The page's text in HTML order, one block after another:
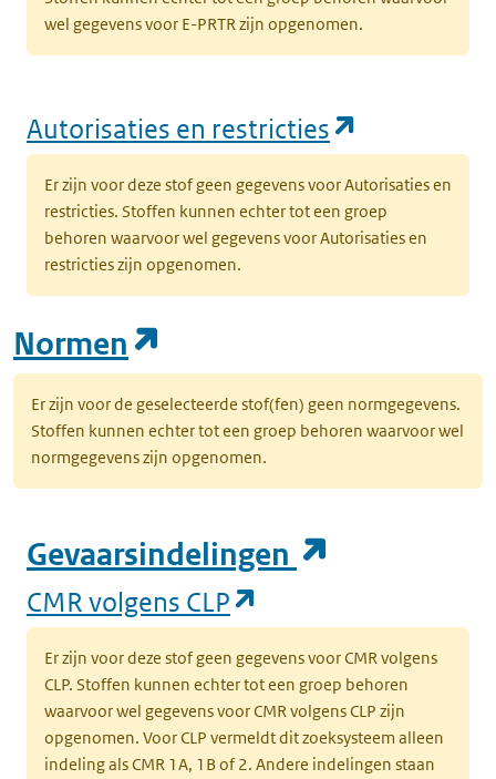
wel gegevens voor E-PRTR zijn opgenomen.
Autorisaties en restricties
Er zijn voor deze stof geen gegevens voor Autorisaties en
restricties. Stoffen kunnen echter tot een groep
behoren waarvoor wel gegevens voor Autorisaties en
restricties zijn opgenomen.
Normen
Er zijn voor de geselecteerde stof(fen) geen normgegevens.
Stoffen kunnen echter tot een groep behoren waarvoor wel
normgegevens zijn opgenomen.
Gevaarsindelingen
CMR volgens CLP
Er zijn voor deze stof geen gegevens voor CMR volgens
CLP. Stoffen kunnen echter tot een groep behoren
waarvoor wel gegevens voor CMR volgens CLP zijn
opgenomen. Voor CLP vermeldt dit zoeksysteem alleen
indeling als CMR 1A, 1B of 2. Andere indelingen staan